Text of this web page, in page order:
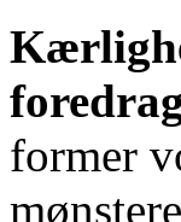
former